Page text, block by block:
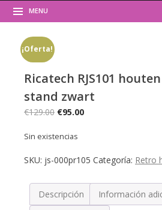
MENU
¡Oferta!
Ricatech RJS101
stand zwart
€129.00 El
original
€129.00.
€95.00El
€95.00.
Sin existencias
SKU: js-000pr105 Categoría: Retro
Descripción
Información